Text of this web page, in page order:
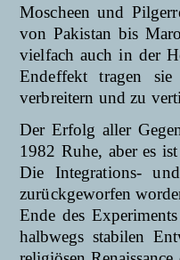
Moscheen und
von Pakistan bis
vielfach auch in der
Endeffekt tragen
verbreitern und zu
Der Erfolg aller
1982 Ruhe, aber es
Die Integrations-
zurückgeworfen
Ende des
halbwegs stabi­len